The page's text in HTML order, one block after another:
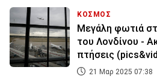
ΚΟΣΜΟΣ
Μεγάλη φωτιά
του Λονδίνου -
πτήσεις
21 Μαρ 2025 07:38